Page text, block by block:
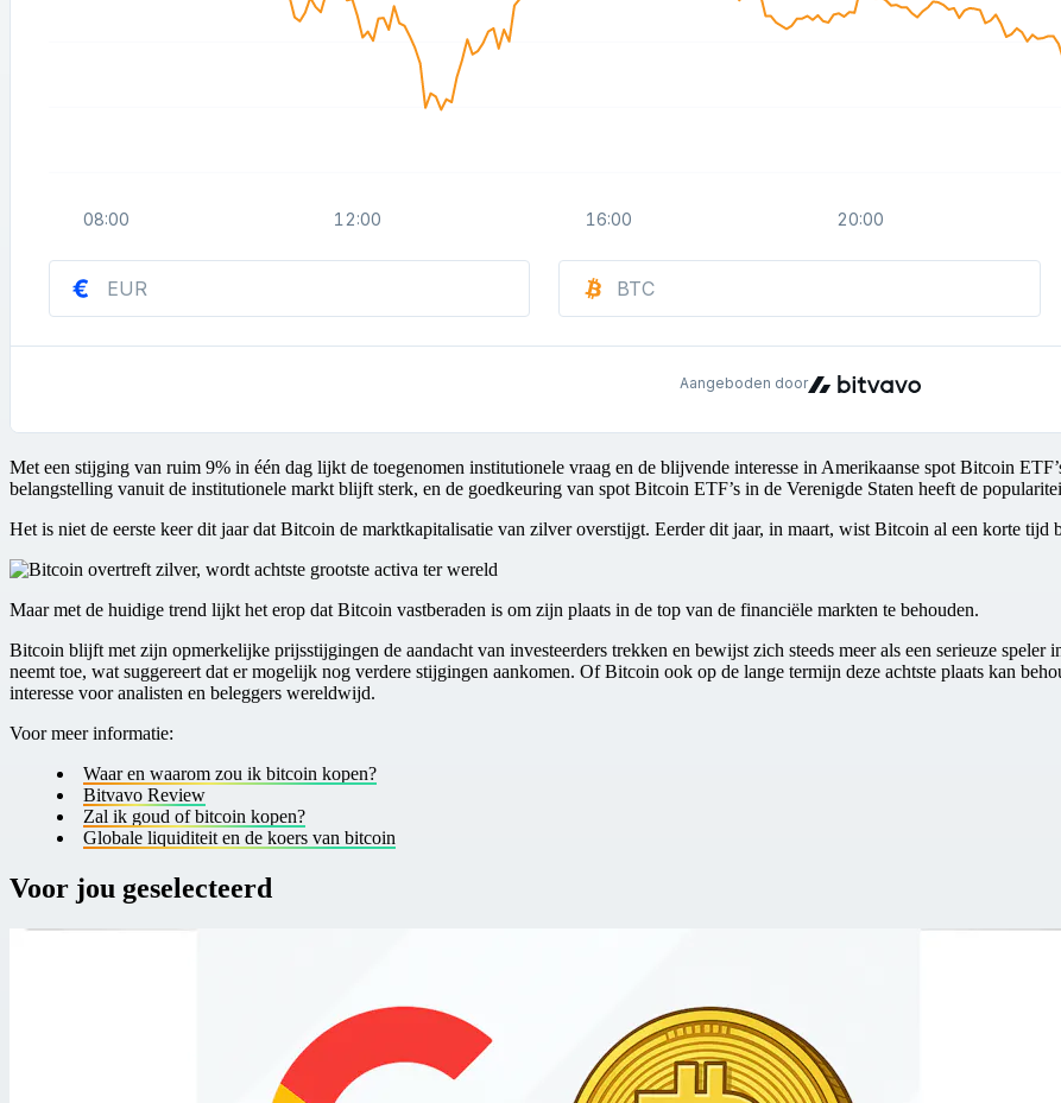
Met een stijging van ruim 9% in één dag lijkt de toegenomen institutionele vraag en de blijvende interesse in Amerikaanse spot Bitcoin
belangstelling vanuit de institutionele markt blijft sterk, en de goedkeuring van spot Bitcoin ETF’s in de Verenigde Staten heeft de
Het is niet de eerste keer dit jaar dat Bitcoin de marktkapitalisatie van zilver overstijgt. Eerder dit jaar, in maart, wist Bitcoin al een korte tijd
Maar met de huidige trend lijkt het erop dat Bitcoin vastberaden is om zijn plaats in de top van de financiële markten te behouden.
Bitcoin blijft met zijn opmerkelijke prijsstijgingen de aandacht van investeerders trekken en bewijst zich steeds meer als een serieuze
neemt toe, wat suggereert dat er mogelijk nog verdere stijgingen aankomen. Of Bitcoin ook op de lange termijn deze achtste plaats kan
interesse voor analisten en beleggers wereldwijd.
V oor meer informatie:
W aar en w aarom zou ik bitcoin kopen?
Bitvavo Review
Z al ik goud of bitcoin kopen?
G lobale liquiditeit en de koers van bitcoin
Voor jou geselecteerd